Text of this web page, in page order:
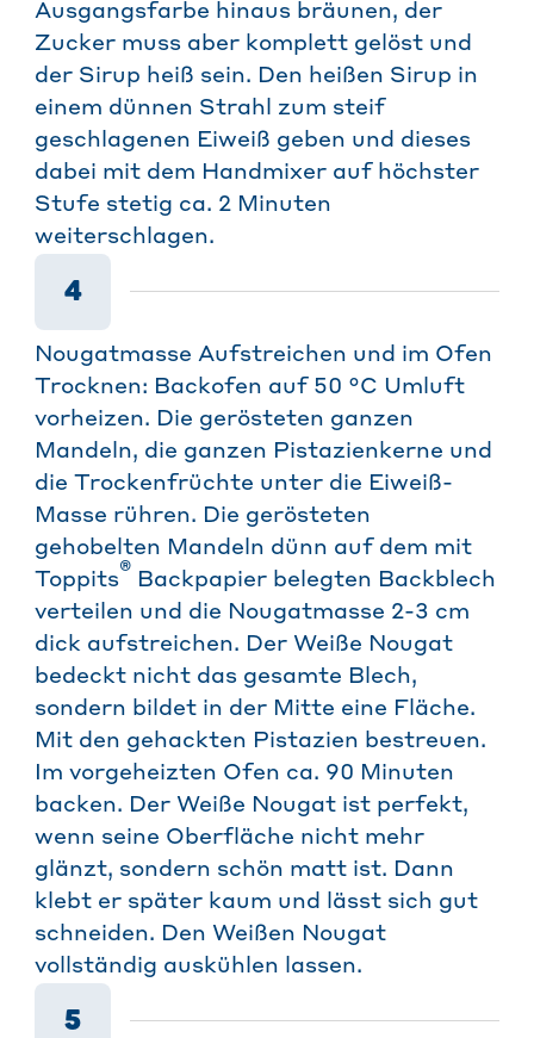
Ausgangsfarbe hinaus bräunen, der
Zucker muss aber komplett gelöst und
der Sirup heiß sein. Den heißen Sirup in
einem dünnen Strahl zum steif
geschlagenen Eiweiß geben und dieses
dabei mit dem Handmixer auf höchster
Stufe stetig ca. 2 Minuten
weiterschlagen.
4
Nougatmasse Aufstreichen und im Ofen
Trocknen: Backofen auf 50 °C Umluft
vorheizen. Die gerösteten ganzen
Mandeln, die ganzen Pistazienkerne und
die Trockenfrüchte unter die Eiweiß-
Masse rühren. Die gerösteten
gehobelten Mandeln dünn auf dem mit
Toppits® Backpapier belegten Backblech
verteilen und die Nougatmasse 2-3 cm
dick aufstreichen. Der Weiße Nougat
bedeckt nicht das gesamte Blech,
sondern bildet in der Mitte eine Fläche.
Mit den gehackten Pistazien bestreuen.
Im vorgeheizten Ofen ca. 90 Minuten
backen. Der Weiße Nougat ist perfekt,
wenn seine Oberfläche nicht mehr
glänzt, sondern schön matt ist. Dann
klebt er später kaum und lässt sich gut
schneiden. Den Weißen Nougat
vollständig auskühlen lassen.
5